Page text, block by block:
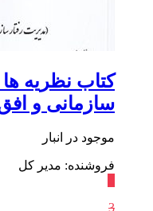
کتاب نظریه
سازمانی و
موجود در انبار
فروشنده: مدیر کل
3